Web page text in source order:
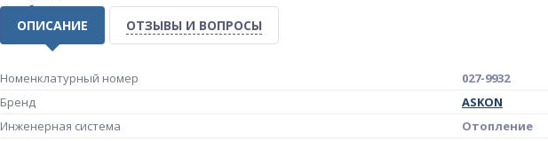
ОПИСАНИЕ ОТЗЫВЫ И ВОПРОСЫ
Номенклатурный номер
027-9932
Бренд
ASKON
Инженерная система
Отопление